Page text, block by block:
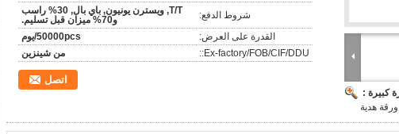
كبيرة :
هدية
شروط الدفع:
T/T, ويسترن يونيون, باي بال, 30% راسب
و70% ميزان قبل تسليم.
القدرة على العرض:
50000pcs/يوم
Ex-factory/FOB/CIF/DDU::
من شينزين
اتصل